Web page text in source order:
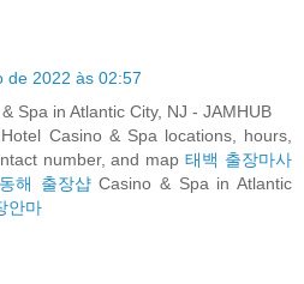
de 2022 às 02:57
Spa in Atlantic City, NJ - JAMHUB
Hotel Casino & Spa locations, hours,
number, and map태백 출장마사
동해 출장샵Casino & Spa in Atlantic
안마